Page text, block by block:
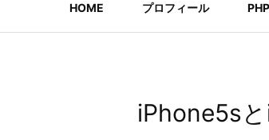
HOME プロフィール
iPhone5s